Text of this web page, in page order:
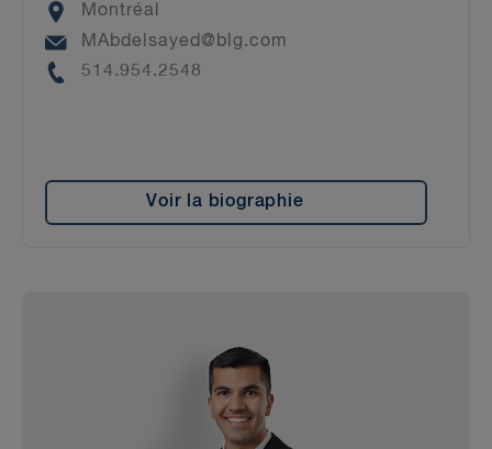
Location
Montréal
Email
MAbdelsayed@blg.com
Phone
514.954.2548
Voir la biographie